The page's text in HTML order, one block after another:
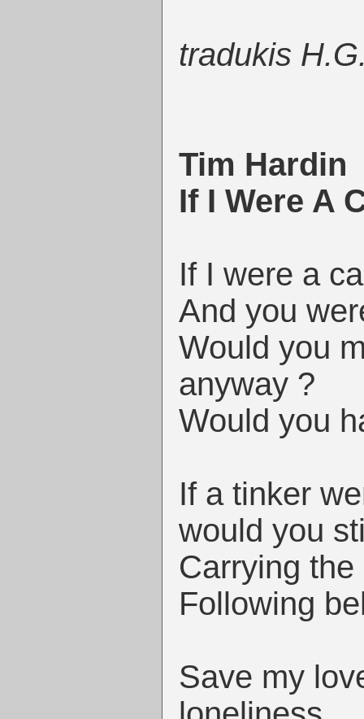
tradukis
Tim Hardin
If I Were A
If I were a
And you
Would you
anyway ?
Would you
If a tinker
would you
Carrying
Following
Save my